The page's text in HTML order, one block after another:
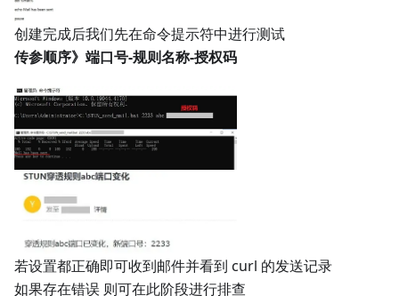
创建完成后我们先在命令提示符中进行测试
传参顺序》端口号-规则名称-授权码
若设置都正确即可收到邮件并看到 curl 的发送记录
如果存在错误 则可在此阶段进行排查